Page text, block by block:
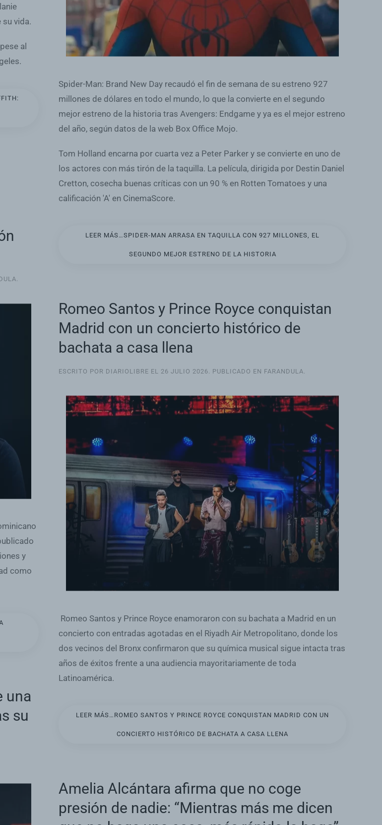
vida.
al
Spider-Man: Brand New Day recaudó el fin de semana de su estreno 927
millones de dólares en todo el mundo, lo que la convierte en el segundo
mejor estreno de la historia tras Avengers: Endgame y ya es el mejor estreno
del año, según datos de la web Box Office Mojo.
Tom Holland encarna por cuarta vez a Peter Parker y se convierte en uno de
los actores con más tirón de la taquilla. La película, dirigida por Destin Daniel
Cretton, cosecha buenas críticas con un 90 % en Rotten Tomatoes y una
calificación 'A' en CinemaScore.
LEER MÁS…SPIDER-MAN ARRASA EN TAQUILLA CON 927 MILLONES, EL
SEGUNDO MEJOR ESTRENO DE LA HISTORIA
.
y
como
Romeo Santos y Prince Royce conquistan
Madrid con un concierto histórico de
bachata a casa llena
ESCRITO POR DIARIOLIBRE EL 26 JULIO 2026 . PUBLICADO EN FARANDULA
Romeo Santos y Prince Royce enamoraron con su bachata a Madrid en un
concierto con entradas agotadas en el Riyadh Air Metropolitano, donde los
dos vecinos del Bronx confirmaron que su química musical sigue intacta tras
años de éxitos frente a una audiencia mayoritariamente de toda
Latinoamérica.
LEER MÁS…ROMEO SANTOS Y PRINCE ROYCE CONQUISTAN MADRID CON UN
CONCIERTO HISTÓRICO DE BACHATA A CASA LLENA
una
su
Amelia Alcántara afirma que no coge
presión de nadie: “Mientras más me dicen